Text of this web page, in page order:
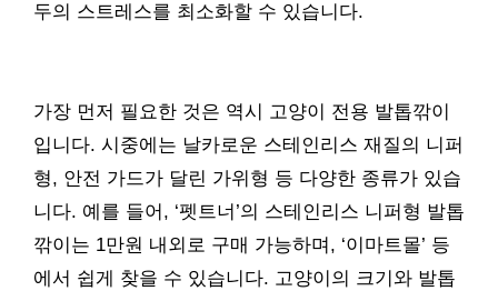
두의 스트레스를 최소화할 수 있습니다.
가장 먼저 필요한 것은 역시 고양이 전용 발톱깎이
입니다. 시중에는 날카로운 스테인리스 재질의 니퍼
형, 안전 가드가 달린 가위형 등 다양한 종류가 있습
니다. 예를 들어, ‘펫트너’의 스테인리스 니퍼형 발톱
깎이는 1만원 내외로 구매 가능하며, ‘이마트몰’ 등
에서 쉽게 찾을 수 있습니다. 고양이의 크기와 발톱